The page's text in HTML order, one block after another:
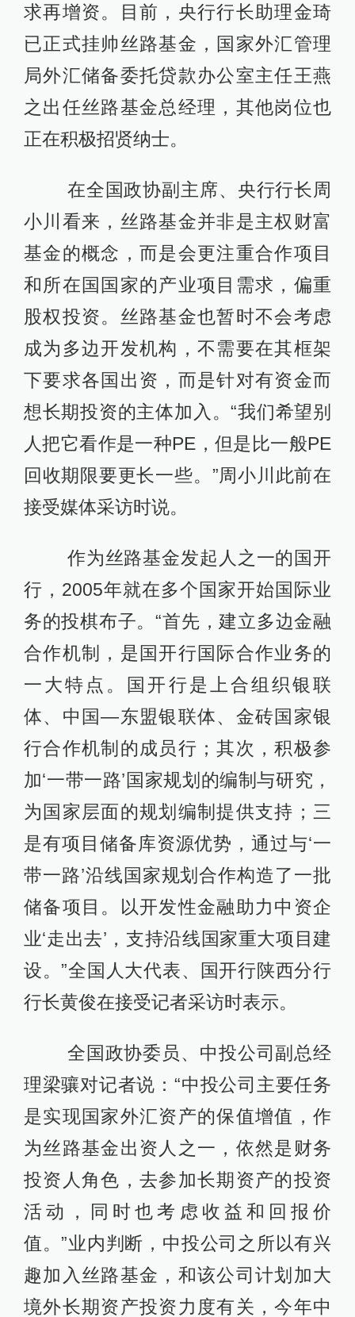
求再增资。目前，央行行长助理金琦
已正式挂帅丝路基金，国家外汇管理
局外汇储备委托贷款办公室主任王燕
之出任丝路基金总经理，其他岗位也
正在积极招贤纳士。
在全国政协副主席、央行行长周
小川看来，丝路基金并非是主权财富
基金的概念，而是会更注重合作项目
和所在国国家的产业项目需求，偏重
股权投资。丝路基金也暂时不会考虑
成为多边开发机构，不需要在其框架
下要求各国出资，而是针对有资金而
想长期投资的主体加入。“我们希望别
人把它看作是一种PE，但是比一般PE
回收期限要更长一些。”周小川此前在
接受媒体采访时说。
作为丝路基金发起人之一的国开
行，2005年就在多个国家开始国际业
务的投棋布子。“首先，建立多边金融
合作机制，是国开行国际合作业务的
一大特点。国开行是上合组织银联
体、中国—东盟银联体、金砖国家银
行合作机制的成员行；其次，积极参
加‘一带一路’国家规划的编制与研究，
为国家层面的规划编制提供支持；三
是有项目储备库资源优势，通过与‘一
带一路’沿线国家规划合作构造了一批
储备项目。以开发性金融助力中资企
业‘走出去’，支持沿线国家重大项目建
设。”全国人大代表、国开行陕西分行
行长黄俊在接受记者采访时表示。
全国政协委员、中投公司副总经
理梁骧对记者说：“中投公司主要任务
是实现国家外汇资产的保值增值，作
为丝路基金出资人之一，依然是财务
投资人角色，去参加长期资产的投资
活动，同时也考虑收益和回报价
值。”业内判断，中投公司之所以有兴
趣加入丝路基金，和该公司计划加大
境外长期资产投资力度有关，今年中